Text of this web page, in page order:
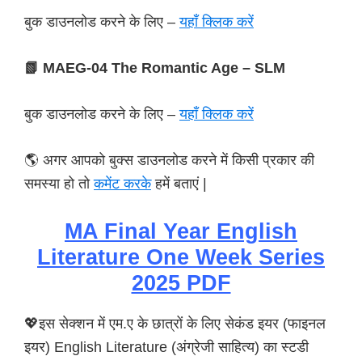
बुक डाउनलोड करने के लिए –यहाँ क्लिक करें
📗 MAEG-04 The Romantic Age – SLM
बुक डाउनलोड करने के लिए –यहाँ क्लिक करें
🌎 अगर आपको बुक्स डाउनलोड करने में किसी प्रकार की
समस्या हो तोकमेंट करकेहमें बताएं |
MA Final Year English
Literature One Week Series
2025 PDF
💖इस सेक्शन में एम.ए के छात्रों के लिए सेकंड इयर (फाइनल
इयर) English Literature (अंग्रेजी साहित्य) का स्टडी